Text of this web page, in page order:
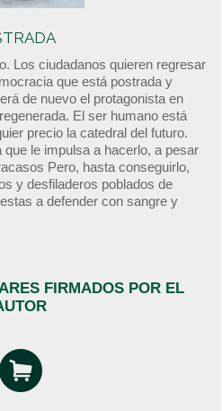
Los ciudadanos quieren regresar
que está postrada y
de nuevo el protagonista en
El ser humano está
precio la catedral del futuro.
le impulsa a hacerlo, a pesar
Pero, hasta conseguirlo,
y desfiladeros poblados de
a defender con sangre y
FIRMADOS POR EL